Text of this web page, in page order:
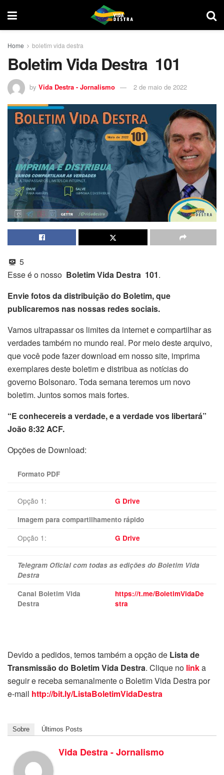
Home boletim vida destra
Boletim Vida Destra 101
by Vida Destra - Jornalismo 2 de maio de 2022
5
Esse é o nosso Boletim Vida Destra 101.
Envie fotos da distribuição do Boletim, que
publicaremos nas nossas redes sociais.
Vamos ultrapassar os limites da internet e compartilhar as
verdades também no mundo real. Por meio deste arquivo,
que você pode fazer download em nosso site, imprima
exemplares deste boletim e distribua as notícias do
governo Bolsonaro. Toda semana teremos um novo
boletim. Juntos somos mais fortes.
“E conhecereis a verdade, e a verdade vos libertará”
João 8:32 ACF.
Opções de Download:
Formato PDF
Opção 1:
G Drive
Imagem para compartilhamento rápido
Opção 1: G Drive
Telegram Oficial com todas as edições do Boletim Vida
Destra
Canal Boletim Vida
Destra
https://t.me/BoletimVidaDe
stra
Devido a pedidos, temos também a opção de Lista de
Transmissão do Boletim Vida Destra. Clique no linka
seguir e receba semanalmente o Boletim Vida Destra por
e-mail http://bit.ly/ListaBoletimVidaDestra
Sobre Últimos Posts
Vida Destra - Jornalismo